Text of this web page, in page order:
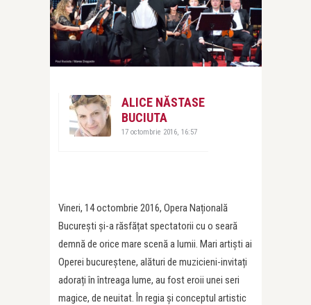
ALICE NĂSTASE
BUCIUTA
17 octombrie 2016, 16:57
Vineri, 14 octombrie 2016, Opera Națională
București și-a răsfățat spectatorii cu o seară
demnă de orice mare scenă a lumii. Mari artiști ai
Operei bucureștene, alături de muzicieni-invitați
adorați în întreaga lume, au fost eroii unei seri
magice, de neuitat. În regia și conceptul artistic